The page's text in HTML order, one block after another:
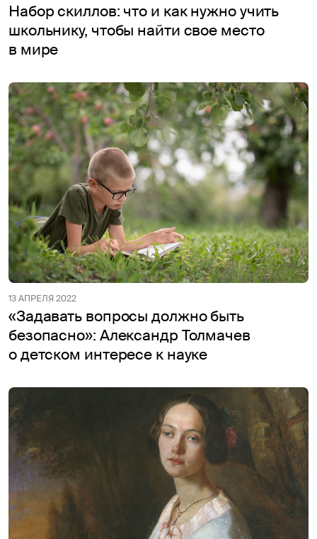
Набор скиллов: что и как нужно учить
школьнику, чтобы найти свое место
в мире
13 АПРЕЛЯ 2022
«Задавать вопросы должно быть
безопасно»: Александр Толмачев
о детском интересе к науке